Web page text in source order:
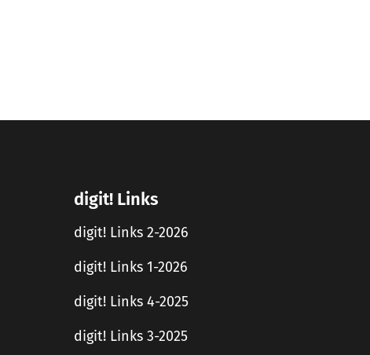
digit! Links
digit! Links 2-2026
digit! Links 1-2026
digit! Links 4-2025
digit! Links 3-2025